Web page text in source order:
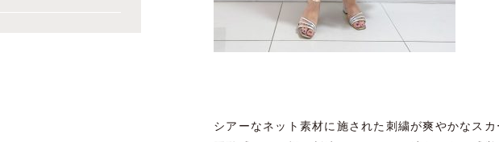
シアーなネット素材に施された刺繍が爽やかなスカ